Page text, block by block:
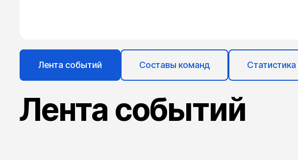
Лента событий Составы команд
Лента событий